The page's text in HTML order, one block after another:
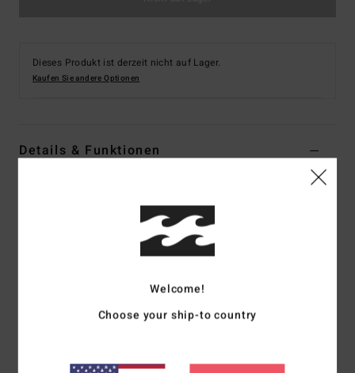
Dieses Produkt ist derzeit nicht auf Lager.
Kaufen Sie andere Optionen
Details & Funktionen
Farbcodeapc
„The Wave Haze" Kollektion
Regular Fit
Ärmel:kurzärmlig
Welcome!
Choose your ship-to country